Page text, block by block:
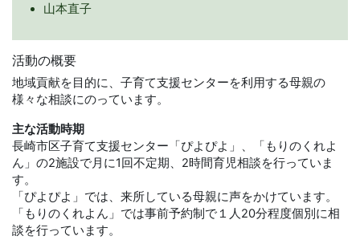
山本直子
活動の概要
地域貢献を目的に、子育て支援センターを利用する母親の
様々な相談にのっています。
主な活動時期
長崎市区子育て支援センター「ぴよぴよ」、「もりのくれよ
ん」の2施設で月に1回不定期、2時間育児相談を行っていま
す。
「ぴよぴよ」では、来所している母親に声をかけています。
「もりのくれよん」では事前予約制で１人20分程度個別に相
談を行っています。